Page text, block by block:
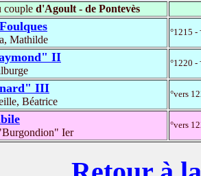
couple d'Agoult - de Pontevès
Mathilde
°1215 -
II °1220 -
III
Béatrice
°vers
Ier
°vers